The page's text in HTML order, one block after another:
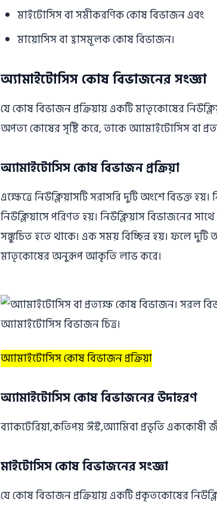
মাইটোসিস বা সমীকরণিক কোষ বিভাজন এবং
মায়ােসিস বা হ্রাসমূলক কোষ বিভাজন।
অ্যামাইটোসিস কোষ বিভাজনের সংজ্ঞা
যে কোষ বিভাজন প্রক্রিয়ায় একটি মাতৃকোষের
অপত্য কোষের সৃষ্টি করে, তাকে অ্যামাইটোসিস বা
অ্যামাইটোসিস কোষ বিভাজন প্রক্রিয়া
এক্ষেত্রে নিউক্লিয়াসটি সরাসরি দুটি অংশে বিভক্ত
নিউক্লিয়াসে পরিণত হয়। নিউক্লিয়াস বিভাজনের
সঙ্কুচিত হতে থাকে। এক সময় বিচ্ছিন্ন হয়। ফলে
মাতৃকোষের অনুরূপ আকৃতি লাভ করে।
অ্যামাইটোসিস কোষ বিভাজন প্রক্রিয়া
অ্যামাইটোসিস কোষ বিভাজনের উদাহরণ
ব্যাকটেরিয়া,কতিপয় ঈস্ট,অ্যামিবা প্রভৃতি
মাইটোসিস কোষ বিভাজনের সংজ্ঞা
যে কোষ বিভাজন প্রক্রিয়ায় একটি প্রকৃতকোষের